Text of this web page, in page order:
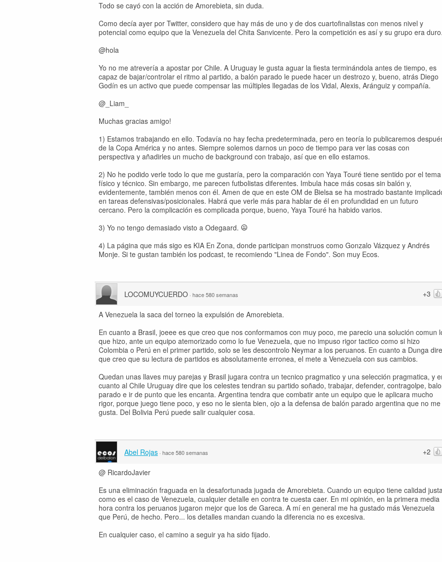
Todo se cayó con la acción de Amorebieta, sin duda.
Como decía ayer por Twitter, considero que hay más de uno y de dos cuartofinalistas con menos nivel y
potencial como equipo que la Venezuela del Chita Sanvicente. Pero la competición es así y su grupo era
@hola
Yo no me atrevería a apostar por Chile. A Uruguay le gusta aguar la fiesta terminándola antes de tiempo, es
capaz de bajar/controlar el ritmo al partido, a balón parado le puede hacer un destrozo y, bueno, atrás Diego
Godín es un activo que puede compensar las múltiples llegadas de los Vidal, Alexis, Aránguiz y compañía.
@_Liam_
Muchas gracias amigo!
1) Estamos trabajando en ello. Todavía no hay fecha predeterminada, pero en teoría lo publicaremos
de la Copa América y no antes. Siempre solemos darnos un poco de tiempo para ver las cosas con
perspectiva y añadirles un mucho de background con trabajo, así que en ello estamos.
2) No he podido verle todo lo que me gustaría, pero la comparación con Yaya Touré tiene sentido por el tema
físico y técnico. Sin embargo, me parecen futbolistas diferentes. Imbula hace más cosas sin balón y,
evidentemente, también menos con él. Amen de que en este OM de Bielsa se ha mostrado bastante
en tareas defensivas/posicionales. Habrá que verle más para hablar de él en profundidad en un futuro
cercano. Pero la complicación es complicada porque, bueno, Yaya Touré ha habido varios.
3) Yo no tengo demasiado visto a Odegaard.
4) La página que más sigo es KIA En Zona, donde participan monstruos como Gonzalo Vázquez y Andrés
Monje. Si te gustan también los podcast, te recomiendo "Linea de Fondo". Son muy Ecos.
+3
LOCOMUYCUERDO · hace 580 semanas
A Venezuela la saca del torneo la expulsión de Amorebieta.
En cuanto a Brasil, joeee es que creo que nos conformamos con muy poco, me parecio una solución comun
que hizo, ante un equipo atemorizado como lo fue Venezuela, que no impuso rigor tactico como si hizo
Colombia o Perú en el primer partido, solo se les descontrolo Neymar a los peruanos. En cuanto a Dunga dire
que creo que su lectura de partidos es absolutamente erronea, el mete a Venezuela con sus cambios.
Quedan unas llaves muy parejas y Brasil jugara contra un tecnico pragmatico y una selección pragmatica, y
cuanto al Chile Uruguay dire que los celestes tendran su partido soñado, trabajar, defender, contragolpe,
parado e ir de punto que les encanta. Argentina tendra que combatir ante un equipo que le aplicara mucho
rigor, porque juego tiene poco, y eso no le sienta bien, ojo a la defensa de balón parado argentina que no me
gusta. Del Bolivia Perú puede salir cualquier cosa.
+2
Abel Rojas · hace 580 semanas
@ RicardoJavier
Es una eliminación fraguada en la desafortunada jugada de Amorebieta. Cuando un equipo tiene calidad
como es el caso de Venezuela, cualquier detalle en contra te cuesta caer. En mi opinión, en la primera media
hora contra los peruanos jugaron mejor que los de Gareca. A mí en general me ha gustado más Venezuela
que Perú, de hecho. Pero... los detalles mandan cuando la diferencia no es excesiva.
En cualquier caso, el camino a seguir ya ha sido fijado.